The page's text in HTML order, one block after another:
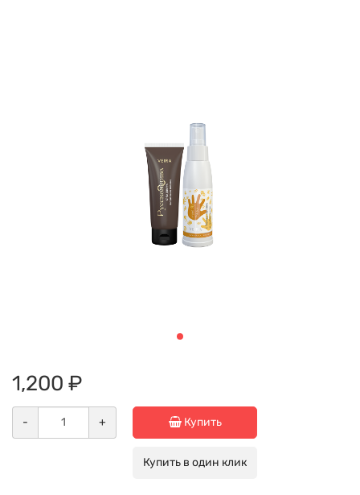
1,200 ₽
- + Купить
Купить в один клик